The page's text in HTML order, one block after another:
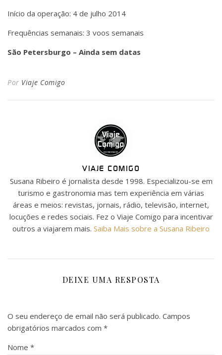
Início da operação: 4 de julho 2014
Frequências semanais: 3 voos semanais
São Petersburgo – Ainda sem datas
Por Viaje Comigo
VIAJE COMIGO
Susana Ribeiro é jornalista desde 1998. Especializou-se em
turismo e gastronomia mas tem experiência em várias
áreas e meios: revistas, jornais, rádio, televisão, internet,
locuções e redes sociais. Fez o Viaje Comigo para incentivar
outros a viajarem mais. Saiba Mais sobre a Susana Ribeiro
DEIXE UMA RESPOSTA
O seu endereço de email não será publicado. Campos
obrigatórios marcados com *
Nome *